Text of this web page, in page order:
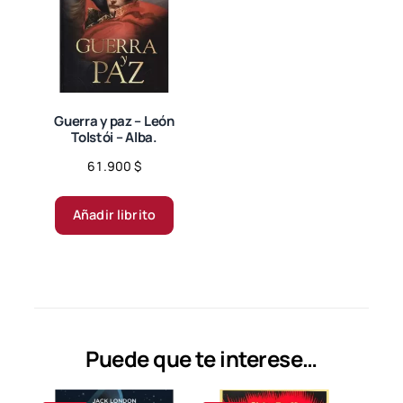
Guerra y paz – León
Tolstói – Alba.
61.900 $
Añadir librito
Puede que te interese…